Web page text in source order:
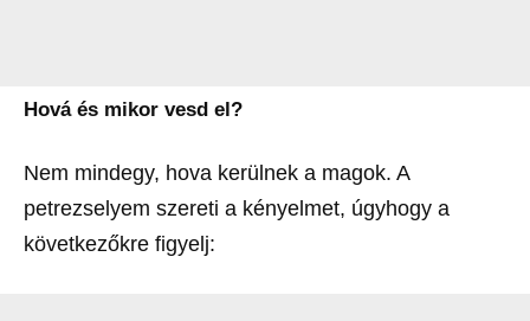
Hová és mikor vesd el?
Nem mindegy, hova kerülnek a magok. A
petrezselyem szereti a kényelmet, úgyhogy a
következőkre figyelj: